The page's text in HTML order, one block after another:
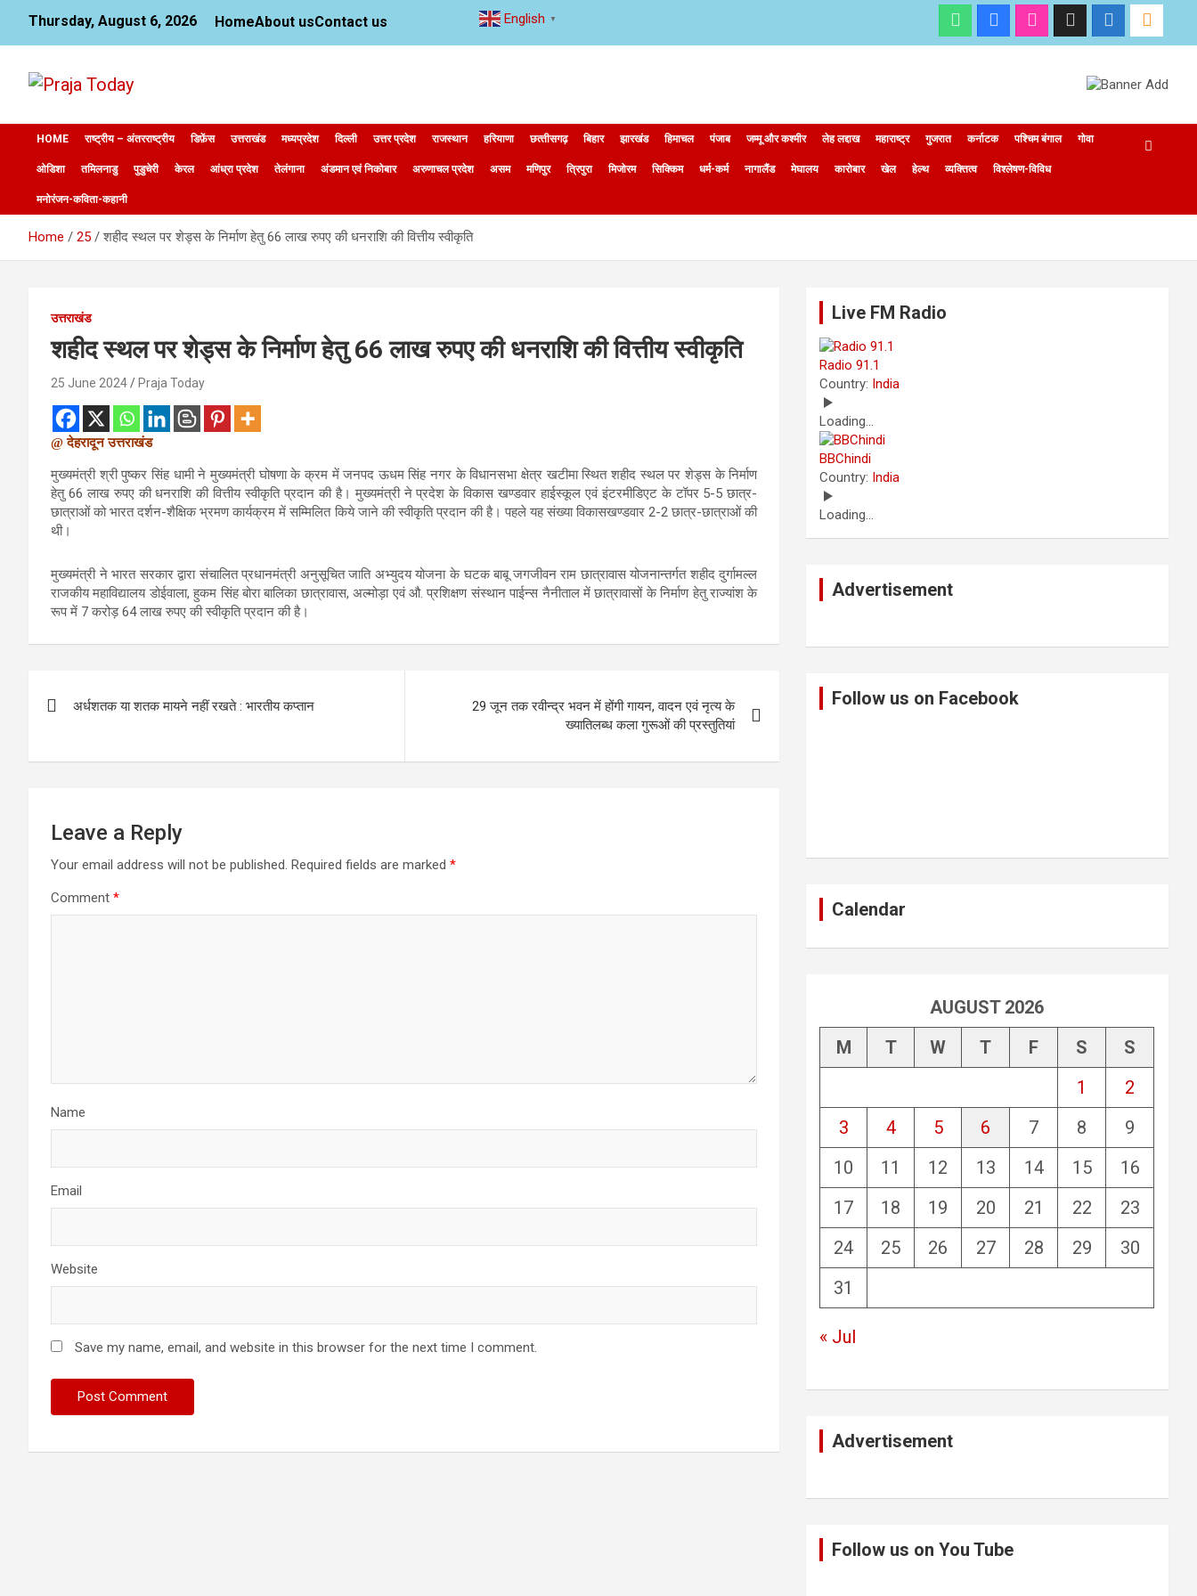
content
Thursday, August 6, 2026 HomeAbout usContact us
Praja Today
HOME राष्ट्रीय – अंतरराष्ट्रीय डिफ़ेंस उत्तराखंड मध्यप्रदेश दिल्ली उत्तर प्रदेश राजस्थान हरियाणा छत्‍तीसगढ़ बिहार झारखंड हिमाचल पंजाब जम्मू और कश्मीर लेह लद्दाख महाराष्ट्र गुजरात कर्नाटक पश्चिम बंगाल गोवा
ओडिशा तमिलनाडु पुडुचेरी केरल आंध्रा प्रदेश तेलंगाना अंडमान एवं निकोबार अरुणाचल प्रदेश असम मणिपुर त्रिपुरा मिजोरम सिक्किम धर्म-कर्म नागालैंड मेघालय कारोबार खेल हेल्थ व्यक्तित्व विश्लेषण-विविध
मनोरंजन-कविता-कहानी
Home 25 शहीद स्थल पर शेड्स के निर्माण हेतु 66 लाख रुपए की धनराशि की वित्तीय स्वीकृति
उत्तराखंड
शहीद स्थल पर शेड्स के निर्माण हेतु 66 लाख रुपए की धनराशि की वित्तीय स्वीकृति
25 June 2024 Praja Today
@ देहरादून उत्तराखंड
मुख्यमंत्री श्री पुष्कर सिंह धामी ने मुख्यमंत्री घोषणा के क्रम में जनपद ऊधम सिंह नगर के विधानसभा क्षेत्र खटीमा स्थित शहीद स्थल पर शेड्स के निर्माण
हेतु 66 लाख रुपए की धनराशि की वित्तीय स्वीकृति प्रदान की है। मुख्यमंत्री ने प्रदेश के विकास खण्डवार हाईस्कूल एवं इंटरमीडिएट के टॉपर 5-5 छात्र-
छात्राओं को भारत दर्शन-शैक्षिक भ्रमण कार्यक्रम में सम्मिलित किये जाने की स्वीकृति प्रदान की है। पहले यह संख्या विकासखण्डवार 2-2 छात्र-छात्राओं की
थी।
मुख्यमंत्री ने भारत सरकार द्वारा संचालित प्रधानमंत्री अनुसूचित जाति अभ्युदय योजना के घटक बाबू जगजीवन राम छात्रावास योजनान्तर्गत शहीद दुर्गामल्ल
राजकीय महाविद्यालय डोईवाला, हुकम सिंह बोरा बालिका छात्रावास, अल्मोड़ा एवं औ. प्रशिक्षण संस्थान पाईन्स नैनीताल में छात्रावासों के निर्माण हेतु राज्यांश के
रूप में 7 करोड़ 64 लाख रुपए की स्वीकृति प्रदान की है।
अर्धशतक या शतक मायने नहीं रखते : भारतीय कप्तान
29 जून तक रवीन्द्र भवन में होंगी गायन, वादन एवं नृत्य के
ख्यातिलब्ध कला गुरूओं की प्रस्तुतियां
Leave a Reply
Your email address will not be published. Required fields are marked *
Comment *
Name
Email
Website
Save my name, email, and website in this browser for the next time I comment.
Live FM Radio
Radio 91.1
Country: India
Loading...
BBChindi
Country: India
Loading...
Advertisement
Follow us on Facebook
Calendar
AUGUST 2026
M
T W T F S
S
1
2
3
4 5 6 7 8
9
10
11 12 13 14 15
16
17
18 19 20 21 22
23
24
25 26 27 28 29
30
31
« Jul
Advertisement
Follow us on You Tube
English ▼